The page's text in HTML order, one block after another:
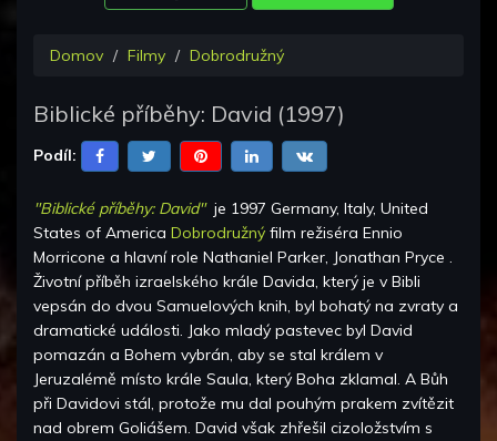
Domov Filmy Dobrodružný
Biblické příběhy: David (1997)
Podíl:
"Biblické příběhy: David" je 1997 Germany, Italy, United
States of America Dobrodružný film režiséra Ennio
Morricone a hlavní role Nathaniel Parker, Jonathan Pryce .
Životní příběh izraelského krále Davida, který je v Bibli
vepsán do dvou Samuelových knih, byl bohatý na zvraty a
dramatické události. Jako mladý pastevec byl David
pomazán a Bohem vybrán, aby se stal králem v
Jeruzalémě místo krále Saula, který Boha zklamal. A Bůh
při Davidovi stál, protože mu dal pouhým prakem zvítězit
nad obrem Goliášem. David však zhřešil cizoložstvím s